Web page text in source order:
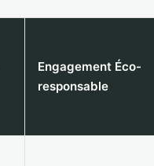
Engagement Éco-
responsable